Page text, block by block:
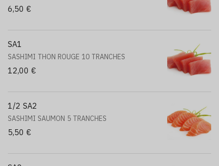
6,50 €
SA1
SASHIMI THON ROUGE 10 TRANCHES
12,00 €
1/2 SA2
SASHIMI SAUMON 5 TRANCHES
5,50 €